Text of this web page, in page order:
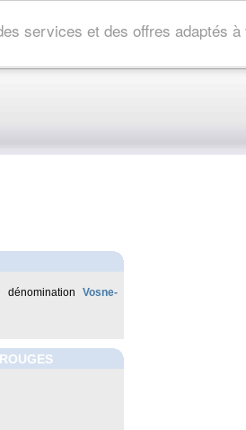
services et des offres adaptés
Vosne-